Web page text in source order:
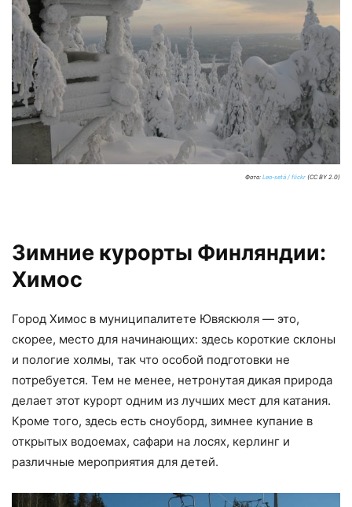
Фото: Leo-setä / flickr (CC BY 2.0)
Зимние курорты Финляндии:
Химос
Город Химос в муниципалитете Ювяскюля — это,
скорее, место для начинающих: здесь короткие склоны
и пологие холмы, так что особой подготовки не
потребуется. Тем не менее, нетронутая дикая природа
делает этот курорт одним из лучших мест для катания.
Кроме того, здесь есть сноуборд, зимнее купание в
открытых водоемах, сафари на лосях, керлинг и
различные мероприятия для детей.